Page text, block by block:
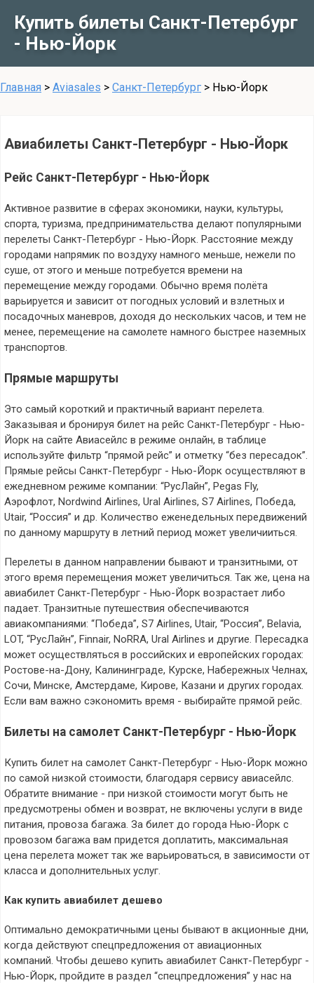
Купить билеты Санкт-Петербург
- Нью-Йорк
Главная > Aviasales > Санкт-Петербург > Нью-Йорк
Авиабилеты Санкт-Петербург - Нью-Йорк
Рейс Санкт-Петербург - Нью-Йорк
Активное развитие в сферах экономики, науки, культуры,
спорта, туризма, предпринимательства делают популярными
перелеты Санкт-Петербург - Нью-Йорк. Расстояние между
городами напрямик по воздуху намного меньше, нежели по
суше, от этого и меньше потребуется времени на
перемещение между городами. Обычно время полёта
варьируется и зависит от погодных условий и взлетных и
посадочных маневров, доходя до нескольких часов, и тем не
менее, перемещение на самолете намного быстрее наземных
транспортов.
Прямые маршруты
Это самый короткий и практичный вариант перелета.
Заказывая и бронируя билет на рейс Санкт-Петербург - Нью-
Йорк на сайте Авиасейлс в режиме онлайн, в таблице
используйте фильтр “прямой рейс” и отметку “без пересадок”.
Прямые рейсы Санкт-Петербург - Нью-Йорк осуществляют в
ежедневном режиме компании: “РусЛайн”, Pegas Fly,
Аэрофлот, Nordwind Airlines, Ural Airlines, S7 Airlines, Победа,
Utair, “Россия” и др. Количество еженедельных передвижений
по данному маршруту в летний период может увеличииться.
Перелеты в данном направлении бывают и транзитными, от
этого время перемещения может увеличиться. Так же, цена на
авиабилет Санкт-Петербург - Нью-Йорк возрастает либо
падает. Транзитные путешествия обеспечиваются
авиакомпаниями: “Победа”, S7 Airlines, Utair, “Россия”, Belavia,
LOT, “РусЛайн”, Finnair, NoRRA, Ural Airlines и другие. Пересадка
может осуществляться в российских и европейских городах:
Ростове-на-Дону, Калининграде, Курске, Набережных Челнах,
Сочи, Минске, Амстердаме, Кирове, Казани и других городах.
Если вам важно сэкономить время - выбирайте прямой рейс.
Билеты на самолет Санкт-Петербург - Нью-Йорк
Купить билет на самолет Санкт-Петербург - Нью-Йорк можно
по самой низкой стоимости, благодаря сервису авиасейлс.
Обратите внимание - при низкой стоимости могут быть не
предусмотрены обмен и возврат, не включены услуги в виде
питания, провоза багажа. За билет до города Нью-Йорк с
провозом багажа вам придется доплатить, максимальная
цена перелета может так же варьироваться, в зависимости от
класса и дополнительных услуг.
Как купить авиабилет дешево
Оптимально демократичными цены бывают в акционные дни,
когда действуют спецпредложения от авиационных
компаний. Чтобы дешево купить авиабилет Санкт-Петербург -
Нью-Йорк, пройдите в раздел “спецпредложения” у нас на